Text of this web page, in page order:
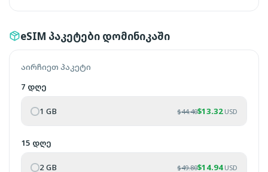
eSIM პაკეტები დომინიკაში
აირჩიეთ პაკეტი
7 დღე
1 GB $44.40$13.32 USD
15 დღე
2 GB $49.80$14.94 USD